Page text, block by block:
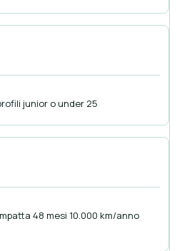
junior o under 25
48 mesi 10.000 km/anno